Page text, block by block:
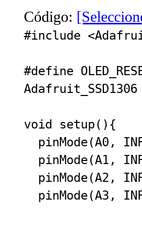
Código:
#include
#define
void setup(){
pinMode(A0,
pinMode(A1,
pinMode(A2,
pinMode(A3,